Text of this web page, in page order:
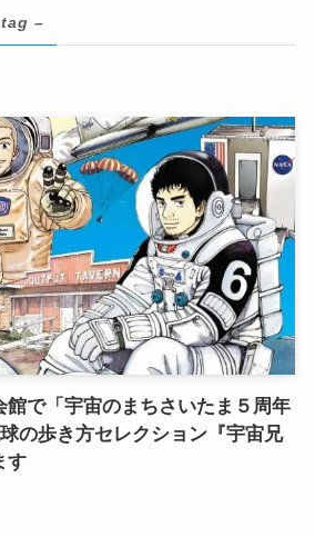
–
館で「宇宙のまちさいたま５周年
の歩き方セレクション『宇宙兄
す